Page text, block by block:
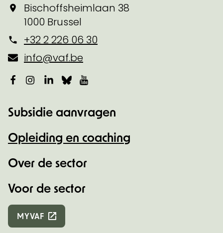
Bischoffsheimlaan 38
1000 Brussel
+32 2 226 06 30
info@vaf.be
Facebook
Instagram
LinkedIn
Bluesky
Subsidie aanvragen
Opleiding en coaching
Over de sector
Voor de sector
MYVAF